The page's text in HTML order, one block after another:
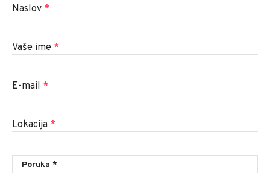
Naslov *
Vaše ime *
E-mail *
Lokacija *